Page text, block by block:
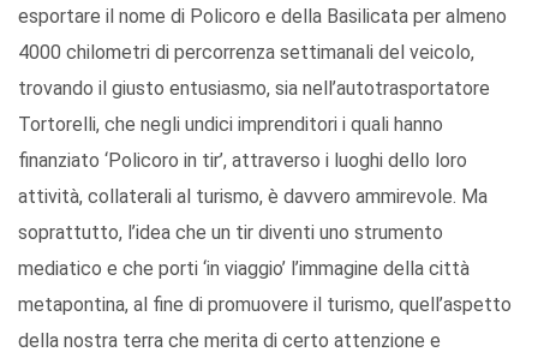
esportare il nome di Policoro e della Basilicata per almeno
4000 chilometri di percorrenza settimanali del veicolo,
trovando il giusto entusiasmo, sia nell’autotrasportatore
Tortorelli, che negli undici imprenditori i quali hanno
finanziato ‘Policoro in tir’, attraverso i luoghi dello loro
attività, collaterali al turismo, è davvero ammirevole. Ma
soprattutto, l’idea che un tir diventi uno strumento
mediatico e che porti ‘in viaggio’ l’immagine della città
metapontina, al fine di promuovere il turismo, quell’aspetto
della nostra terra che merita di certo attenzione e